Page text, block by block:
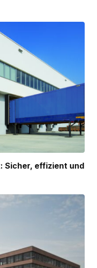
Sicher, effizient und